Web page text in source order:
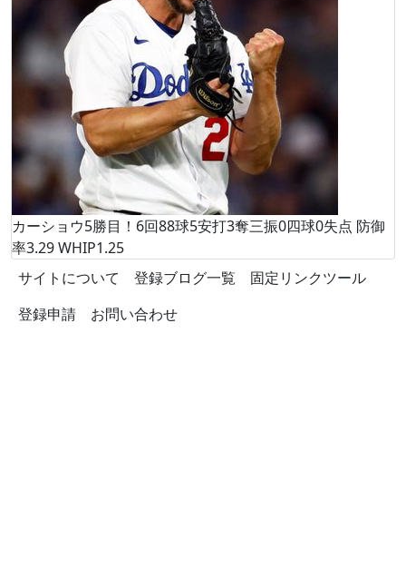
カーショウ5勝目！6回88球5安打3奪三振0四球0失点 防御
率3.29 WHIP1.25
サイトについて
登録ブログ一覧
固定リンクツール
登録申請
お問い合わせ